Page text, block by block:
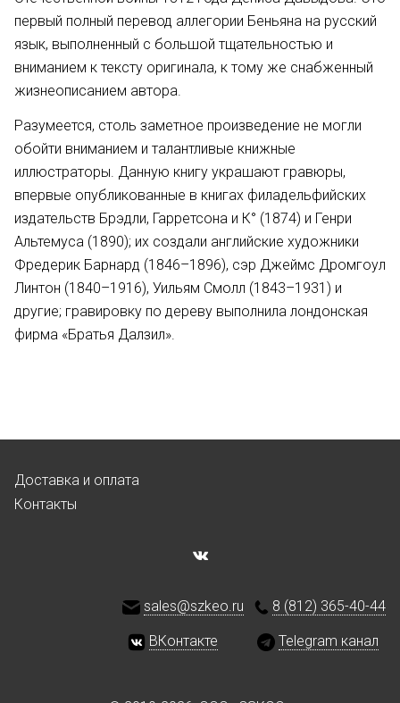
первый полный перевод аллегории Беньяна на русский
язык, выполненный с большой тщательностью и
вниманием к тексту оригинала, к тому же снабженный
жизнеописанием автора.
Разумеется, столь заметное произведение не могли
обойти вниманием и талантливые книжные
иллюстраторы. Данную книгу украшают гравюры,
впервые опубликованные в книгах филадельфийских
издательств Брэдли, Гарретсона и К° (1874) и Генри
Альтемуса (1890); их создали английские художники
Фредерик Барнард (1846–1896), сэр Джеймс Дромгоул
Линтон (1840–1916), Уильям Смолл (1843–1931) и
другие; гравировку по дереву выполнила лондонская
фирма «Братья Далзил».
Доставка и оплата
Контакты
sales@szkeo.ru 8 (812) 365-40-44
ВКонтакте Telegram канал